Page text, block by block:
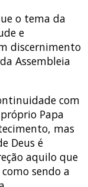
o tema da
e
discernimento
Assembleia
com
Papa
mas
Deus é
aquilo que
sendo a